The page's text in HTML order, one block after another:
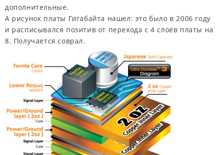
дополнительные.
А рисунок платы Гигабайта нашел: это было в 2006 году
и расписывался позитив от перехода с 4 слоёв платы на
8. Получается соврал.